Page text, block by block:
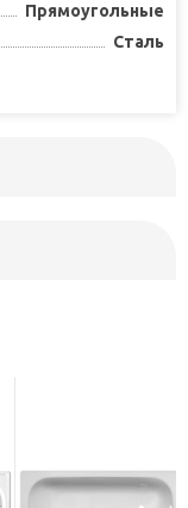
Прямоугольные
Сталь